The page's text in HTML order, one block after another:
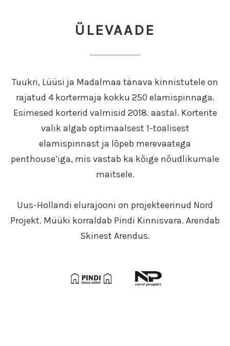
ÜLEVAADE
Tuukri, Lüüsi ja Madalmaa tänava kinnistutele on
rajatud 4 kortermaja kokku 250 elamispinnaga.
Esimesed korterid valmisid 2018. aastal. Korterite
valik algab optimaalsest 1-toalisest
elamispinnast ja lõpeb merevaatega
penthouse’iga, mis vastab ka kõige nõudlikumale
maitsele.
Uus-Hollandi elurajooni on projekteerinud Nord
Projekt. Müüki korraldab Pindi Kinnisvara. Arendab
Skinest Arendus.